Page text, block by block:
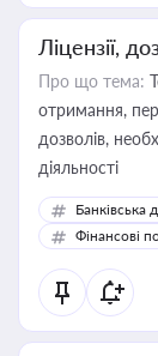
Ліцензії,
Про що тема:
отримання,
дозволів,
діяльності
Банківська
Фінансові